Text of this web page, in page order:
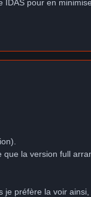
IDAS pour en
la version full
préfère la voir